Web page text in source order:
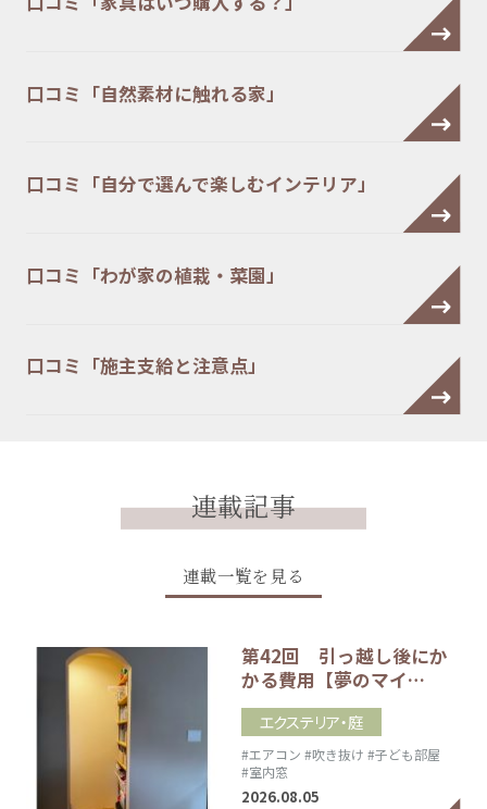
口コミ「自然素材に触れる家」
口コミ「自分で選んで楽しむインテリア」
口コミ「わが家の植栽・菜園」
口コミ「施主支給と注意点」
連載記事
連載一覧を見る
第42回 引っ越し後にか
かる費用【夢のマイ…
エクステリア・庭
#エアコン #吹き抜け #子ども部屋
#室内窓
2026.08.05